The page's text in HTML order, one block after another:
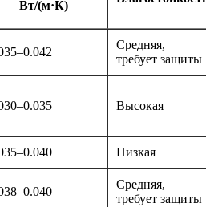
Вт/(м·К)
Средняя,
требует защиты
Высокая
Низкая
Средняя,
требует защиты